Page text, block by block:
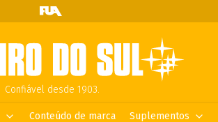
Confiável desde 1903.
Conteúdo de marca Suplementos